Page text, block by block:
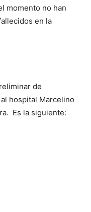
momento no han
en la
de
hospital Marcelino
Es la siguiente: